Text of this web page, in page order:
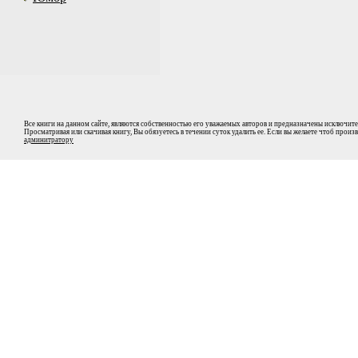
Все книги на данном сайте, являются собственностью его уважаемых авторов и предназначены
Просматривая или скачивая книгу, Вы обязуетесь в течении суток удалить ее. Если вы желаете чтоб
админитратору